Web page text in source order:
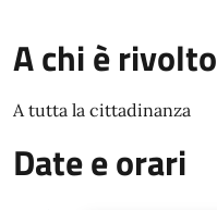
A chi è rivolto
A tutta la cittadinanza
Date e orari